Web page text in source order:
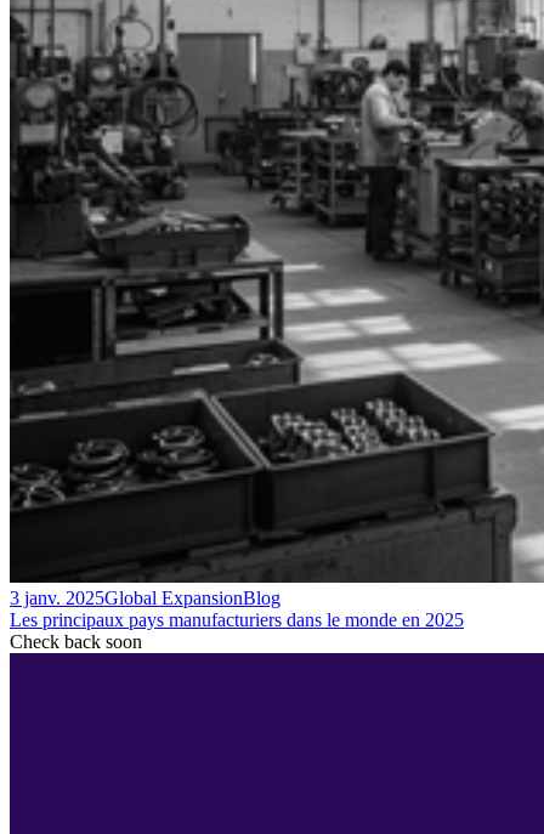
3 janv. 2025Global ExpansionBlog
Les principaux pays manufacturiers dans le monde en 2025
Check back soon